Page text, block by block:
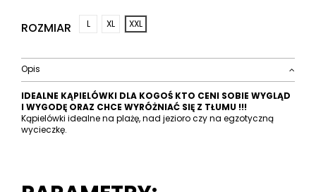
ROZMIAR L XL XXL
Opis
IDEALNE KĄPIELÓWKI DLA KOGOŚ KTO CENI SOBIE WYGLĄD
I WYGODĘ ORAZ CHCE WYRÓŻNIAĆ SIĘ Z TŁUMU !!!
Kąpielówki idealne na plażę, nad jezioro czy na egzotyczną
wycieczkę.